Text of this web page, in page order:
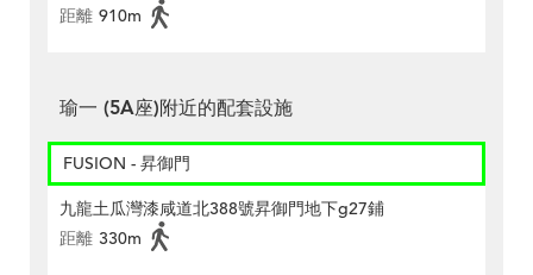
距離 910m
瑜一 (5A座)附近的配套設施
FUSION - 昇御門
九龍土瓜灣漆咸道北388號昇御門地下g27鋪
距離 330m